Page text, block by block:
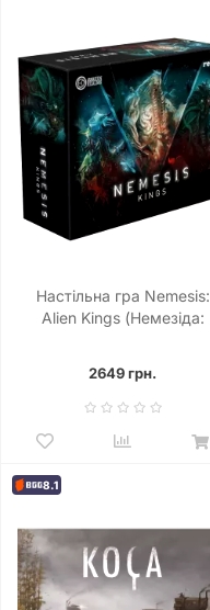
Настільна гра Nemesis:
Alien Kings (Немезіда:
2649 грн.
8.1